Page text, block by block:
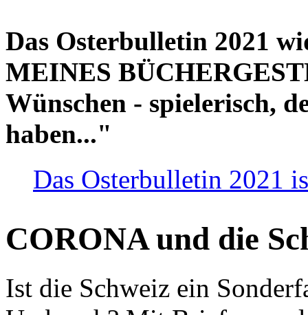
Das Osterbulletin 2021
MEINES
Wünschen - spielerisch,
haben..."
Das Osterbulletin 2021
CORONA und die
Ist die Schweiz ein